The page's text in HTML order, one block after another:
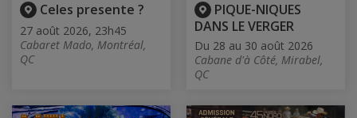
Celes presente ?
27 août 2026, 23h45
Cabaret Mado, Montréal,
QC
PIQUE-NIQUES
DANS LE VERGER
Du 28 au 30 août 2026
Cabane d'à Côté, Mirabel,
QC